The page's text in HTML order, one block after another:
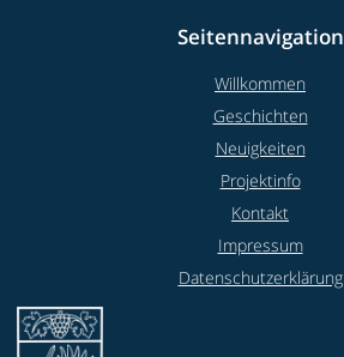
Seitennavigation
Willkommen
Geschichten
Neuigkeiten
Projektinfo
Kontakt
Impressum
Datenschutzerklärung